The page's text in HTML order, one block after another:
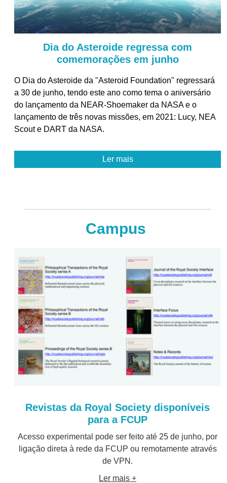
Dia do Asteroide regressa com
comemorações em junho
O Dia do Asteroide da "Asteroid Foundation" regressará
a 30 de junho, tendo este ano como tema o aniversário
do lançamento da NEAR-Shoemaker da NASA e o
lançamento de três novas missões, em 2021: Lucy, NEA
Scout e DART da NASA.
Ler mais
Campus
Revistas da Royal Society disponíveis
para a FCUP
Acesso experimental pode ser feito até 25 de junho, por
ligação direta à rede da FCUP ou remotamente através
de VPN.
Ler mais +